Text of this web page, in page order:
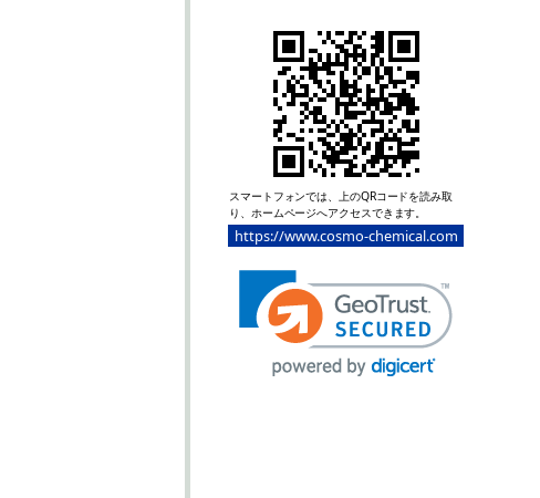
スマートフォンでは、上のQRコードを読み取
り、ホームページへアクセスできます。
https://www.cosmo-chemical.com